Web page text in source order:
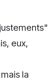
eux,
la